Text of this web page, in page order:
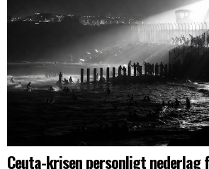
Ceuta-krisen personligt nederlag